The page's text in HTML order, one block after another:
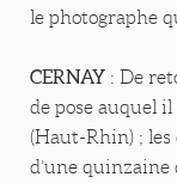
le photographe
CERNAY : De
de pose auquel
(Haut-Rhin) ; les
d’une quinzaine